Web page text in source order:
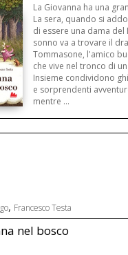
La Giovanna ha una
La sera, quando si
di essere una dama del
sonno va a trovare il
Tommasone, l'amico
che vive nel tronco di
Insieme condividono
e sorprendenti
mentre ...
, Francesco Testa
nel bosco